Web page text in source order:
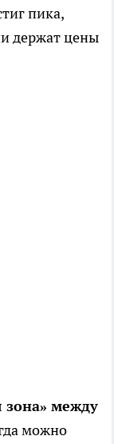
пика,
держат цены
зона» между
можно